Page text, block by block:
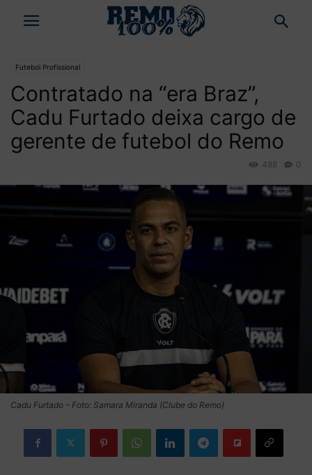
Futebol Profissional
Contratado na “era Braz”,
Cadu Furtado deixa cargo de
gerente de futebol do Remo
0
488
Cadu Furtado – Foto: Samara Miranda (Clube do Remo)